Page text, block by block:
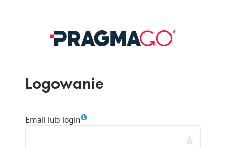
Logowanie
Email lub login